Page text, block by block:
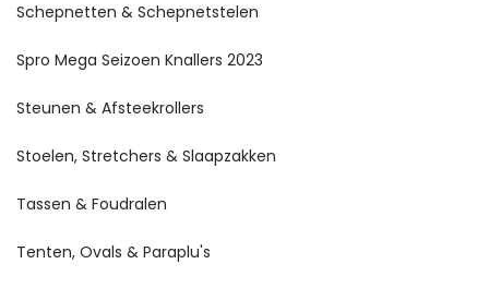
Schepnetten & Schepnetstelen
Spro Mega Seizoen Knallers 2023
Steunen & Afsteekrollers
Stoelen, Stretchers & Slaapzakken
Tassen & Foudralen
Tenten, Ovals & Paraplu's